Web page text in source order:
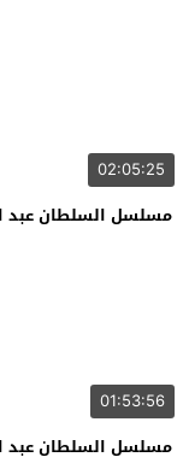
02:05:25
مسلسل السلطان عبد
01:53:56
مسلسل السلطان عبد